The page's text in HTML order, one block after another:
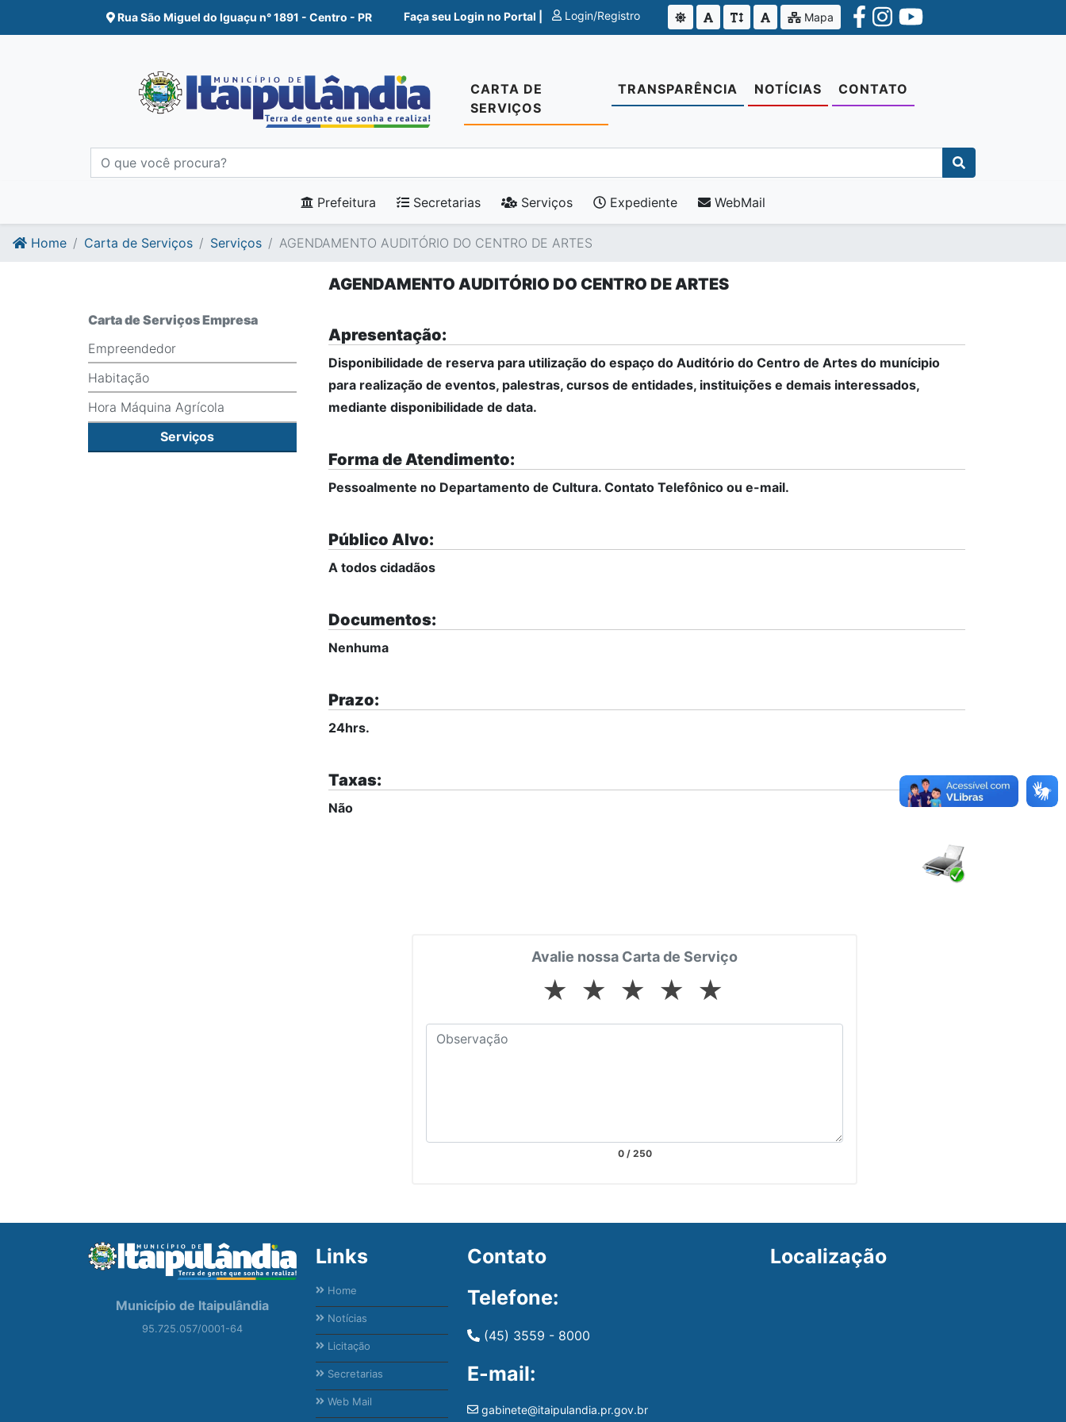
Ir para o conte�do
Ir para o fim do conte�do
Rua São Miguel do Iguaçu n° 1891 - Centro - PR Faça seu Login no Portal | Login/Registro Mapa
CARTA DE
SERVIÇOS
TRANSPARÊNCIA NOTÍCIAS CONTATO
Prefeitura Secretarias Serviços Expediente WebMail
Home Carta de Serviços Serviços AGENDAMENTO AUDITÓRIO DO CENTRO DE ARTES
Carta de Serviços Empresa
Empreendedor
Habitação
Hora Máquina Agrícola
Serviços
AGENDAMENTO AUDITÓRIO DO CENTRO DE ARTES
Apresentação:
Disponibilidade de reserva para utilização do espaço do Auditório do Centro de Artes do munícipio
para realização de eventos, palestras, cursos de entidades, instituições e demais interessados,
mediante disponibilidade de data.
Forma de Atendimento:
Pessoalmente no Departamento de Cultura. Contato Telefônico ou e-mail.
Público Alvo:
A todos cidadãos
Documentos:
Nenhuma
Prazo:
24hrs.
Taxas:
Não
Avalie nossa Carta de Serviço
★ ★ ★ ★ ★
0/ 250
Município de Itaipulândia
95.725.057/0001-64
Links
Home
Notícias
Licitação
Secretarias
Web Mail
Contato
Telefone:
(45) 3559 - 8000
E-mail:
gabinete@itaipulandia.pr.gov.br
Localização